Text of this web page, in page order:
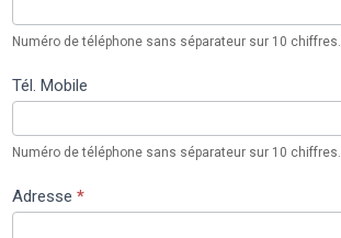
Numéro de téléphone sans séparateur sur 10 chiffres.
Tél. Mobile
Numéro de téléphone sans séparateur sur 10 chiffres.
Adresse*